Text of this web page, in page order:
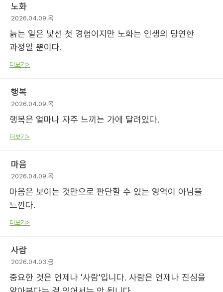
노화
2026.04.09.목
늙는 일은 낯선 첫 경험이지만 노화는 인생의 당연한
과정일 뿐이다.
더보기>
행복
2026.04.09.목
행복은 얼마나 자주 느끼는 가에 달려있다.
더보기>
마음
2026.04.09.목
마음은 보이는 것만으로 판단할 수 있는 영역이 아님을
느낀다.
더보기>
사람
2026.04.03.금
중요한 것은 언제나 '사람'입니다. 사람은 언제나 진심을